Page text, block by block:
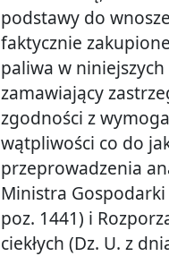
podstawy do
faktycznie
paliwa w niniejszych
zamawiający
zgodności z
wątpliwości co do
przeprowadzenia
Ministra Gospodarki
poz. 1441) i
ciekłych (Dz. U. z